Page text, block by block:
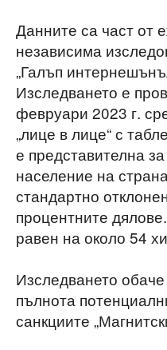
Данните са част от
независима
„Галъп
Изследването е
февруари 2023 г.
„лице в лице“ с
е представителна
население на
стандартно
процентните
равен на около 54
Изследването
пълнота
санкциите